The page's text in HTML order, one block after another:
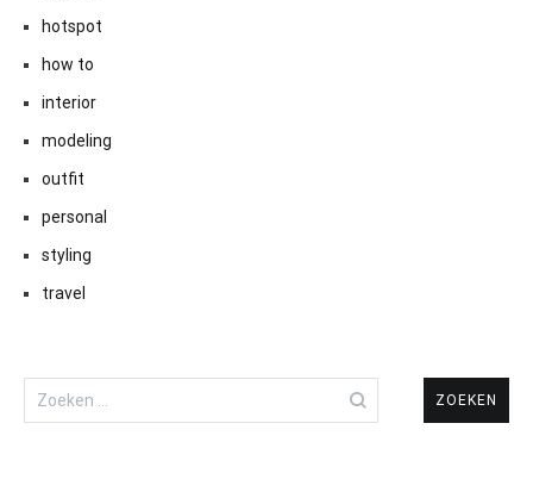
hotspot
how to
interior
modeling
outfit
personal
styling
travel
Zoeken
naar: